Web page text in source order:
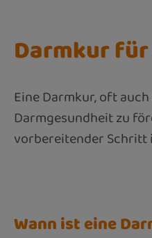
Darmkur
Eine Darmkur, oft
Darmgesundheit zu
vorbereitender Schritt
Wann ist eine